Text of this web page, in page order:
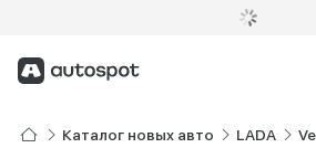
Каталог новых авто LADA